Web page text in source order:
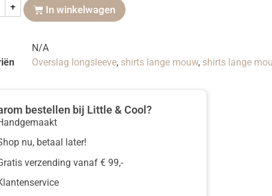
+ In winkelwagen
N/A
Overslag longsleeve, shirts lange mouw, shirts lange
bestellen bij Little & Cool?
nu, betaal later!
verzending vanaf € 99,-